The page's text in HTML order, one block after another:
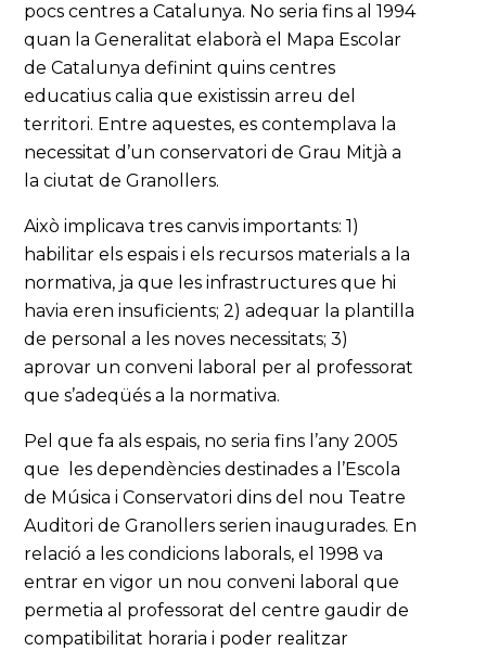
pocs centres a Catalunya. No seria fins al 1994
quan la Generalitat elaborà el Mapa Escolar
de Catalunya definint quins centres
educatius calia que existissin arreu del
territori. Entre aquestes, es contemplava la
necessitat d’un conservatori de Grau Mitjà a
la ciutat de Granollers.
Això implicava tres canvis importants: 1)
habilitar els espais i els recursos materials a la
normativa, ja que les infrastructures que hi
havia eren insuficients; 2) adequar la plantilla
de personal a les noves necessitats; 3)
aprovar un conveni laboral per al professorat
que s’adeqüés a la normativa.
Pel que fa als espais, no seria fins l’any 2005
que les dependències destinades a l’Escola
de Música i Conservatori dins del nou Teatre
Auditori de Granollers serien inaugurades. En
relació a les condicions laborals, el 1998 va
entrar en vigor un nou conveni laboral que
permetia al professorat del centre gaudir de
compatibilitat horaria i poder realitzar